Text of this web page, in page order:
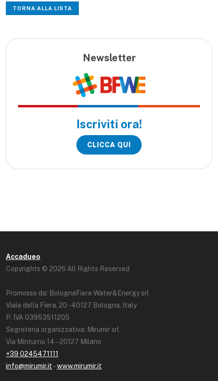
TORNA ALLA LISTA
Newsletter
Iscriviti ora!
CLICCA QUI
Accadueo
Copyrights © 2026 All Rights Reserved
Promosso da: BolognaFiere Water&Energy srl
Viale della Fiera, 20 - 40127 Bologna, Italy
P. IVA 03953511205
Segreteria organizzativa: Mirumir srl
Via Minturno 14 – 20127 Milano
+39 0245471111
info@mirumir.it–www.mirumir.it